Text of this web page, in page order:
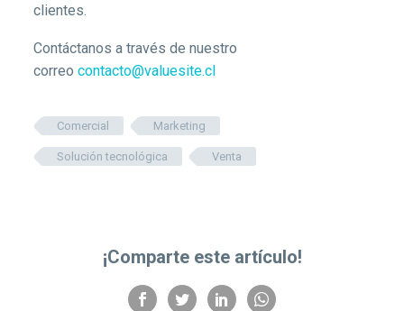
clientes.
Contáctanos a través de nuestro
correo contacto@valuesite.cl
Comercial Marketing
Solución tecnológica Venta
¡Comparte este artículo!